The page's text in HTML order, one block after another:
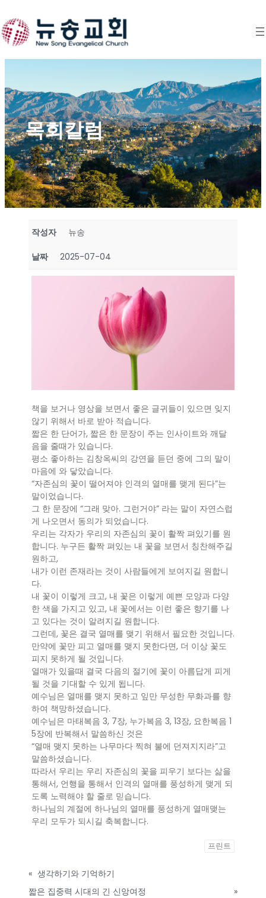
to
content
목회칼럼
작성자 뉴송
날짜 2025-07-04
책을 보거나 영상을 보면서 좋은 글귀들이 있으면 잊지
않기 위해서 바로 받아 적습니다.
짧은 한 단어가, 짧은 한 문장이 주는 인사이트와 깨달
음을 줄때가 있습니다.
평소 좋아하는 김창옥씨의 강연을 듣던 중에 그의 말이
마음에 와 닿았습니다.
“자존심의 꽃이 떨어져야 인격의 열매를 맺게 된다”는
말이었습니다.
그 한 문장에 “그래 맞아. 그런거야” 라는 말이 자연스럽
게 나오면서 동의가 되었습니다.
우리는 각자가 우리의 자존심의 꽃이 활짝 펴있기를 원
합니다. 누구든 활짝 펴있는 내 꽃을 보면서 칭찬해주길
원하고,
내가 이런 존재라는 것이 사람들에게 보여지길 원합니
다.
내 꽃이 이렇게 크고, 내 꽃은 이렇게 예쁜 모양과 다양
한 색을 가지고 있고, 내 꽃에서는 이런 좋은 향기를 나
고 있다는 것이 알려지길 원합니다.
그런데, 꽃은 결국 열매를 맺기 위해서 필요한 것입니다.
만약에 꽃만 피고 열매를 맺지 못한다면, 더 이상 꽃도
피지 못하게 될 것입니다.
열매가 있을때 결국 다음의 절기에 꽃이 아름답게 피게
될 것을 기대할 수 있게 됩니다.
예수님은 열매를 맺지 못하고 잎만 무성한 무화과를 향
하여 책망하셨습니다.
예수님은 마태복음 3, 7장, 누가복음 3, 13장, 요한복음 1
5장에 반복해서 말씀하신 것은
“열매 맺지 못하는 나무마다 찍혀 불에 던져지지라”고
말씀하셨습니다.
따라서 우리는 우리 자존심의 꽃을 피우기 보다는 삶을
통해서, 언행을 통해서 인격의 열매를 풍성하게 맺게 되
도록 노력해야 할 줄로 믿습니다.
하나님의 계절에 하나님의 열매를 풍성하게 열매맺는
우리 모두가 되시길 축복합니다.
프린트
« 생각하기와 기억하기
짧은 집중력 시대의 긴 신앙여정
»